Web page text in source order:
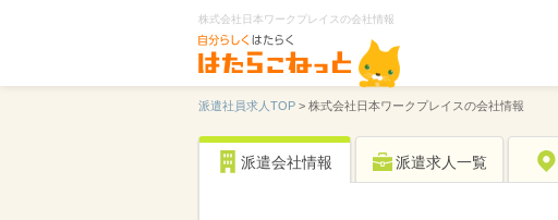
株式会社日本ワークプレイスの会社情報
派遣社員求人TOP > 株式会社日本ワークプレイスの会社情報
派遣会社情報 派遣求人一覧